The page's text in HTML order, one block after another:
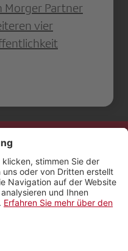
Morger Partner
vier